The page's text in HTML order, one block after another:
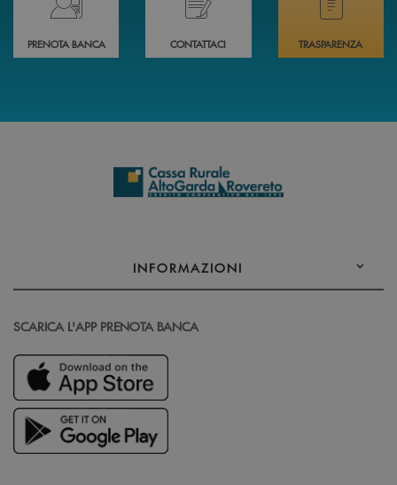
PRENOTA BANCA CONTATTACI TRASPARENZA
INFORMAZIONI
SCARICA L'APP PRENOTA BANCA